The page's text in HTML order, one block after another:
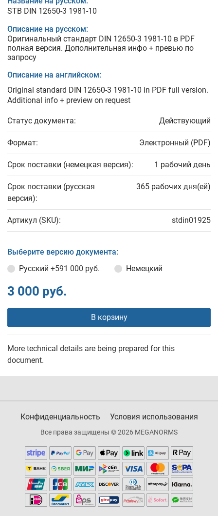
STB DIN 12650-3 1981-10
Описание на русском:
Оригинальный стандарт DIN 12650-3 1981-10 в PDF
полная версия. Дополнительная инфо + превью по
запросу
Описание на английском:
Original standard DIN 12650-3 1981-10 in PDF full version.
Additional info + preview on request
Статус документа: Действующий
Формат: Электронный (PDF)
Срок поставки (немецкая версия): 1 рабочий день
Срок поставки (русская
версия):
365 рабочих дня(ей)
Артикул (SKU): stdin01925
Выберите версию документа:
Русский +591 000 руб. Немецкий
3 000 руб.
В корзину
More technical details are being prepared for this
document.
Конфиденциальность Условия использования
Все права защищены © 2026 MEGANORMS